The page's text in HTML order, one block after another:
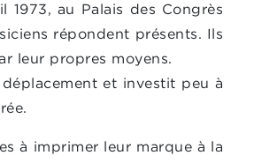
au Palais des Congrès
répondent présents. Ils
leur propres moyens.
et investit peu à
à imprimer leur marque à la